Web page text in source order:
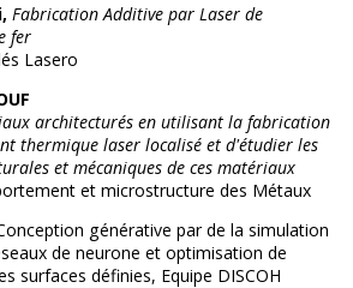
Fabrication Additive par Laser de
fer
Lasero
architecturés en utilisant la fabrication
thermique laser localisé et d'étudier les
et mécaniques de ces matériaux
et microstructure des Métaux
générative par de la simulation
de neurone et optimisation de
surfaces définies, Equipe DISCOH